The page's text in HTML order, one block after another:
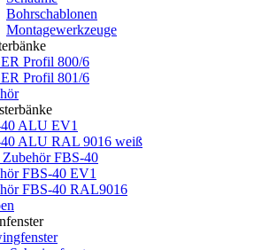
Bohrschablonen
Montagewerkzeuge
Profil 800/6
Profil 801/6
ALU EV1
ALU RAL 9016 weiß
FBS-40
FBS-40 EV1
FBS-40 RAL9016